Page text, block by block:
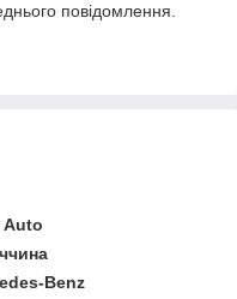
повідомлення.
Auto
Benz